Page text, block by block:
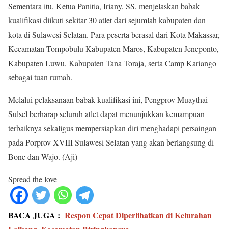
Sementara itu, Ketua Panitia, Iriany, SS, menjelaskan babak
kualifikasi diikuti sekitar 30 atlet dari sejumlah kabupaten dan
kota di Sulawesi Selatan. Para peserta berasal dari Kota Makassar,
Kecamatan Tompobulu Kabupaten Maros, Kabupaten Jeneponto,
Kabupaten Luwu, Kabupaten Tana Toraja, serta Camp Kariango
sebagai tuan rumah.
Melalui pelaksanaan babak kualifikasi ini, Pengprov Muaythai
Sulsel berharap seluruh atlet dapat menunjukkan kemampuan
terbaiknya sekaligus mempersiapkan diri menghadapi persaingan
pada Porprov XVIII Sulawesi Selatan yang akan berlangsung di
Bone dan Wajo. (Aji)
Spread the love
BACA JUGA : Respon Cepat Diperlihatkan di Kelurahan